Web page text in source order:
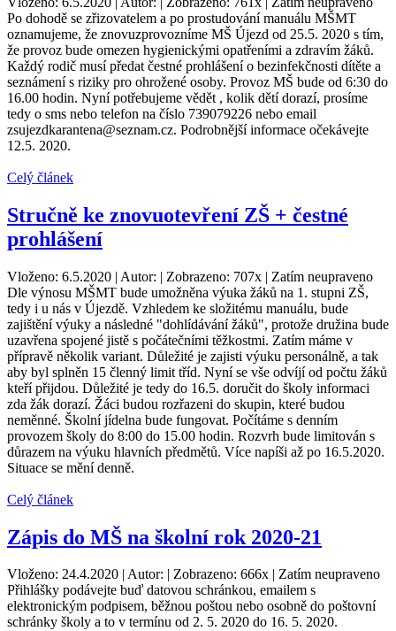
Po dohodě se zřizovatelem a po prostudování manuálu MŠMT
oznamujeme, že znovuzprovozníme MŠ Újezd od 25.5. 2020 s tím,
že provoz bude omezen hygienickými opatřeními a zdravím žáků.
Každý rodič musí předat čestné prohlášení o bezinfekčnosti dítěte a
seznámení s riziky pro ohrožené osoby. Provoz MŠ bude od 6:30 do
16.00 hodin. Nyní potřebujeme vědět , kolik dětí dorazí, prosíme
tedy o sms nebo telefon na číslo 739079226 nebo email
zsujezdkarantena@seznam.cz. Podrobnější informace očekávejte
12.5. 2020.
Celý článek
Stručně ke znovuotevření ZŠ + čestné
prohlášení
Vloženo: 6.5.2020 | Autor: | Zobrazeno: 707x | Zatím neupraveno
Dle výnosu MŠMT bude umožněna výuka žáků na 1. stupni ZŠ,
tedy i u nás v Újezdě. Vzhledem ke složitému manuálu, bude
zajištění výuky a následné "dohlídávání žáků", protože družina bude
uzavřena spojené jistě s počátečními těžkostmi. Zatím máme v
přípravě několik variant. Důležité je zajisti výuku personálně, a tak
aby byl splněn 15 členný limit tříd. Nyní se vše odvíjí od počtu žáků
kteří přijdou. Důležité je tedy do 16.5. doručit do školy informaci
zda žák dorazí. Žáci budou rozřazeni do skupin, které budou
neměnné. Školní jídelna bude fungovat. Počítáme s denním
provozem školy do 8:00 do 15.00 hodin. Rozvrh bude limitován s
důrazem na výuku hlavních předmětů. Více napíši až po 16.5.2020.
Situace se mění denně.
Celý článek
Zápis do MŠ na školní rok 2020-21
Vloženo: 24.4.2020 | Autor: | Zobrazeno: 666x | Zatím neupraveno
Přihlášky podávejte buď datovou schránkou, emailem s
elektronickým podpisem, běžnou poštou nebo osobně do poštovní
schránky školy a to v termínu od 2. 5. 2020 do 16. 5. 2020.